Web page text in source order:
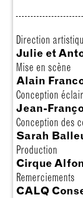
Direction
Julie et
Mise en scène
Alain
Conception
Jean-
Conception des
Sarah
Production
Cirque
Remerciements
CALQ